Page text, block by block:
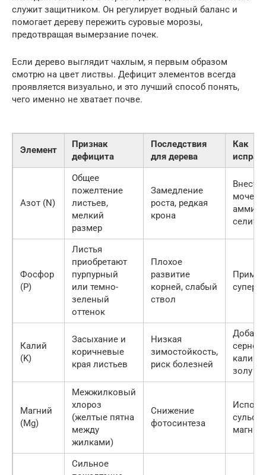
служит защитником. Он регулирует водный баланс и
помогает дереву пережить суровые морозы,
предотвращая вымерзание почек.
Если дерево выглядит чахлым, я первым образом
смотрю на цвет листвы. Дефицит элементов всегда
проявляется визуально, и это лучший способ понять,
чего именно не хватает почве.
Элемент
Признак
дефицита
Последствия
для дерева
Как
Азот (N)
Общее
пожелтение
листьев,
мелкий
размер
Замедление
роста, редкая
крона
Внести
селитру
Фосфор
(P)
Листья
приобретают
пурпурный
или темно-
зеленый
оттенок
Плохое
развитие
корней, слабый
ствол
Калий
(K)
Засыхание и
коричневые
края листьев
Низкая
зимостойкость,
риск болезней
калий
золу
Магний
(Mg)
Межжилковый
хлороз
(желтые пятна
между
жилками)
Снижение
фотосинтеза
магния
Сильное